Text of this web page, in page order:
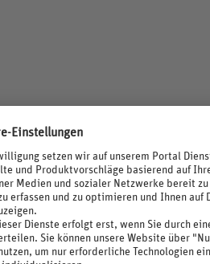
(kostenpflichtig), Wäscheservice (im